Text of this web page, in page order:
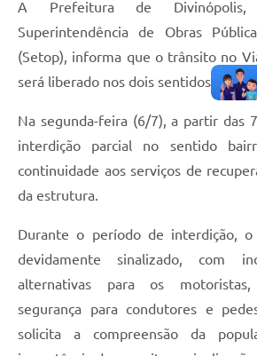
A Prefeitura de
Superintendência de Obras
(Setop), informa que o trânsito no
será liberado nos dois sentidos neste
Na segunda-feira (6/7), a partir das
interdição parcial no sentido
continuidade aos serviços de
da estrutura.
Durante o período de interdição, o
devidamente sinalizado, com
alternativas para os
segurança para condutores e
solicita a compreensão da